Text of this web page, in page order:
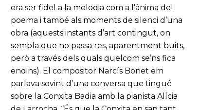
era ser fidel a la melodia com a l’ànima del
poema i també als moments de silenci d’una
obra (aquests instants d’art contingut, on
sembla que no passa res, aparentment buits,
però a través dels quals quelcom se’ns fica
endins). El compositor Narcís Bonet em
parlava sovint d’una conversa que tingué
sobre la Conxita Badia amb la pianista Alícia